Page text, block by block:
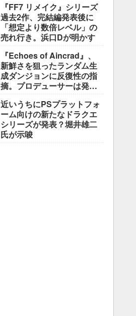
『FF7 リメイク』シリーズ
過去2作、完結編発表後に
「想定より数倍レベル」の
売れ行き。浜口Dが明かす
『Echoes of Aincrad』、
新鮮さを狙ったランダム生
成ダンジョンに反復性の指
摘。プロデューサーは発売
近いうちにPSプラットフォ
ーム向けの新たなドラクエ
シリーズが発表？堀井雄二
氏が示唆